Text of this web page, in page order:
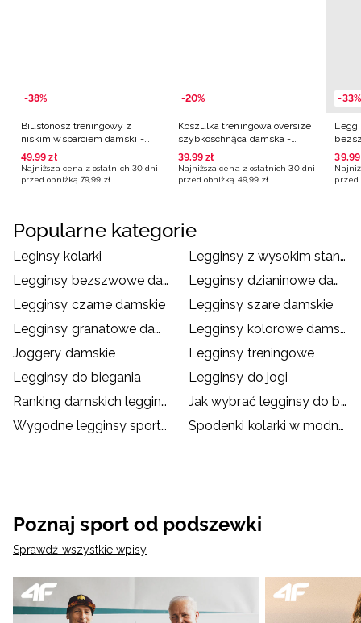
-38%
Biustonosz treningowy z
niskim wsparciem damski -
czarny
49,99 zł
Najniższa cena z ostatnich 30 dni
przed obniżką 79,99 zł
-20%
Koszulka treningowa oversize
szybkoschnąca damska -
fioletowa
39,99 zł
Najniższa cena z ostatnich 30 dni
przed obniżką 49,99 zł
-33%
39,99
przed
Popularne kategorie
Leginsy kolarki
Legginsy z wysokim stanem
Legginsy bezszwowe damskie
Legginsy dzianinowe damskie
Legginsy czarne damskie
Legginsy szare damskie
Legginsy granatowe damskie
Legginsy kolorowe damskie
Joggery damskie
Legginsy treningowe
Legginsy do biegania
Legginsy do jogi
Ranking damskich legginsów sportowych – top 5
Jak wybrać legginsy do biegania?
Wygodne legginsy sportowe dla dzieci
Spodenki kolarki w modnych stylizacjach
Poznaj sport od podszewki
Sprawdź wszystkie wpisy